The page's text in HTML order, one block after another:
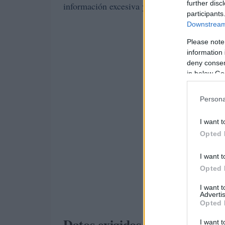
further
Please
information
deny
in below
I want
Opted
I want
Opted
I want
Opted
I want
información excesiva y consejos prácticos